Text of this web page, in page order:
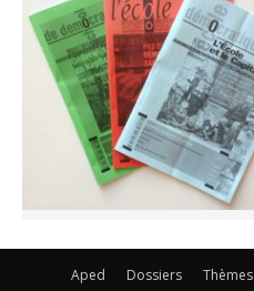
Aped Dossiers Thèmes